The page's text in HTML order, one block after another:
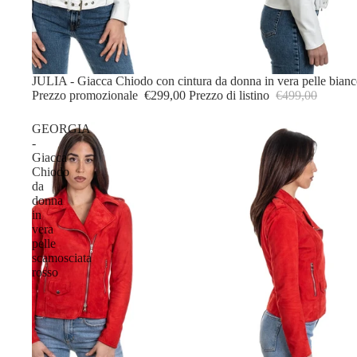
IN OFFERTA
JULIA - Giacca Chiodo con cintura da donna in vera pelle
Prezzo promozionale €299,00 Prezzo di listino €499,00
GEORGIA
-
Giacca
Chiodo
da
donna
in
vera
pelle
scamosciata
rosso